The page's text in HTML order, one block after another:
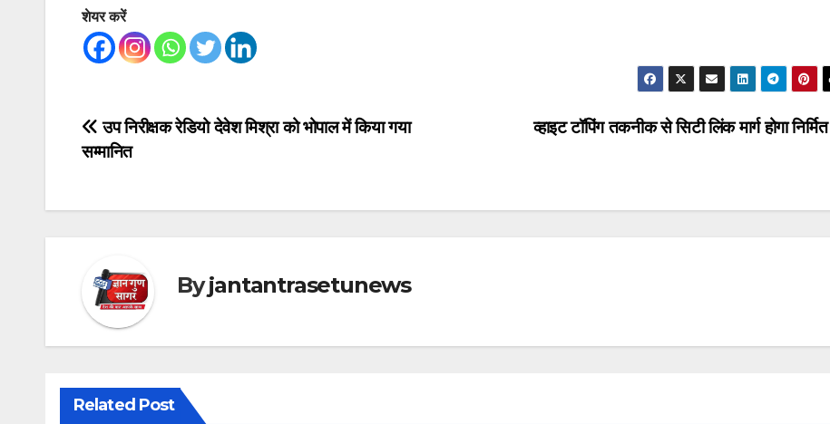
शेयर करें
Post
व्हाइट टॉपिंग तकनीक से सिटी लिंक मार्ग होगा निर्मित
उप निरीक्षक रेडियो देवेश मिश्रा को भोपाल में किया गया
सम्मानित
Byjantantrasetunews
Related Post